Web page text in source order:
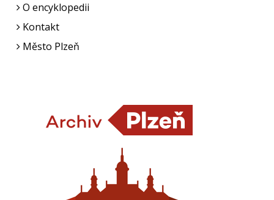
O encyklopedii
Kontakt
Město Plzeň